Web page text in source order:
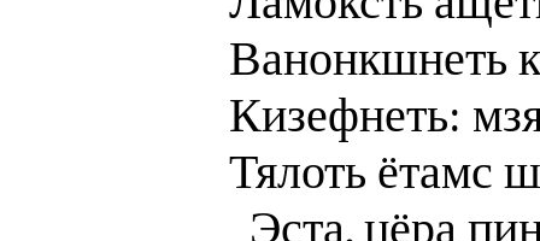
Ванонкшнеть
Кизефнеть:
Тялоть ётамс
Эста, цёра